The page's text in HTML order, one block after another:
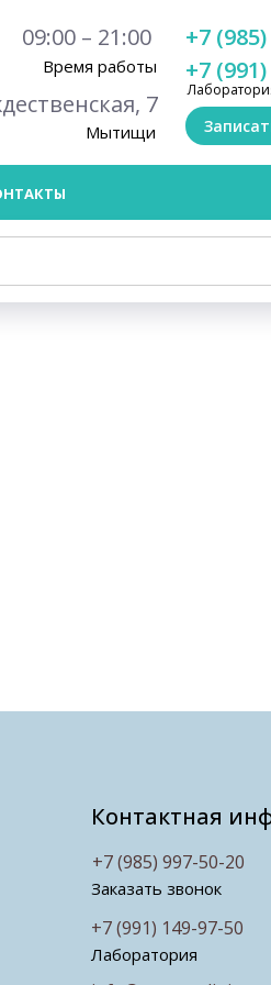
Время работы
Мытищи
7
09:00 – 21:00
+7
+7
Контактная
Заказать звонок
Лаборатория
+7 (991) 149-97-50
+7 (985) 997-50-20